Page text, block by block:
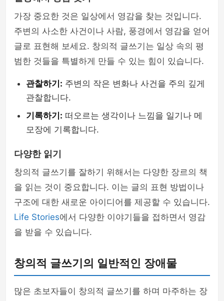
가장 중요한 것은 일상에서 영감을 찾는 것입니다.
주변의 사소한 사건이나 사람, 풍경에서 영감을 얻어
글로 표현해 보세요. 창의적 글쓰기는 일상 속의 평
범한 것들을 특별하게 만들 수 있는 힘이 있습니다.
관찰하기: 주변의 작은 변화나 사건을 주의 깊게
관찰합니다.
기록하기: 떠오르는 생각이나 느낌을 일기나 메
모장에 기록합니다.
다양한 읽기
창의적 글쓰기를 잘하기 위해서는 다양한 장르의 책
을 읽는 것이 중요합니다. 이는 글의 표현 방법이나
구조에 대한 새로운 아이디어를 제공할 수 있습니다.
Life Stories에서 다양한 이야기들을 접하면서 영감
을 받을 수 있습니다.
창의적 글쓰기의 일반적인 장애물
많은 초보자들이 창의적 글쓰기를 하며 마주하는 장